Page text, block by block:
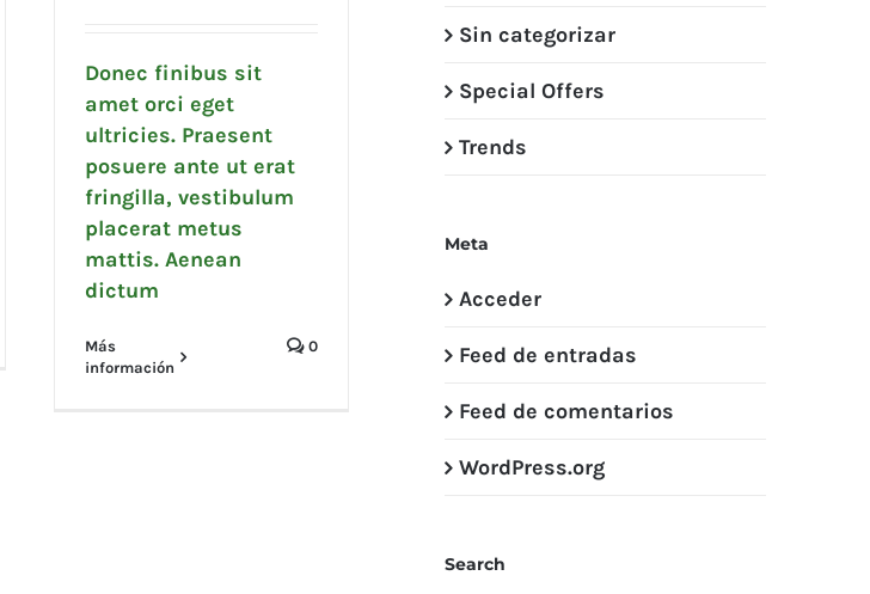
Donec finibus sit
amet orci eget
ultricies. Praesent
posuere ante ut erat
fringilla, vestibulum
placerat metus
mattis. Aenean
dictum
Más
información
0
Sin categorizar
Special Offers
Trends
Meta
Acceder
Feed de entradas
Feed de comentarios
WordPress.org
Search